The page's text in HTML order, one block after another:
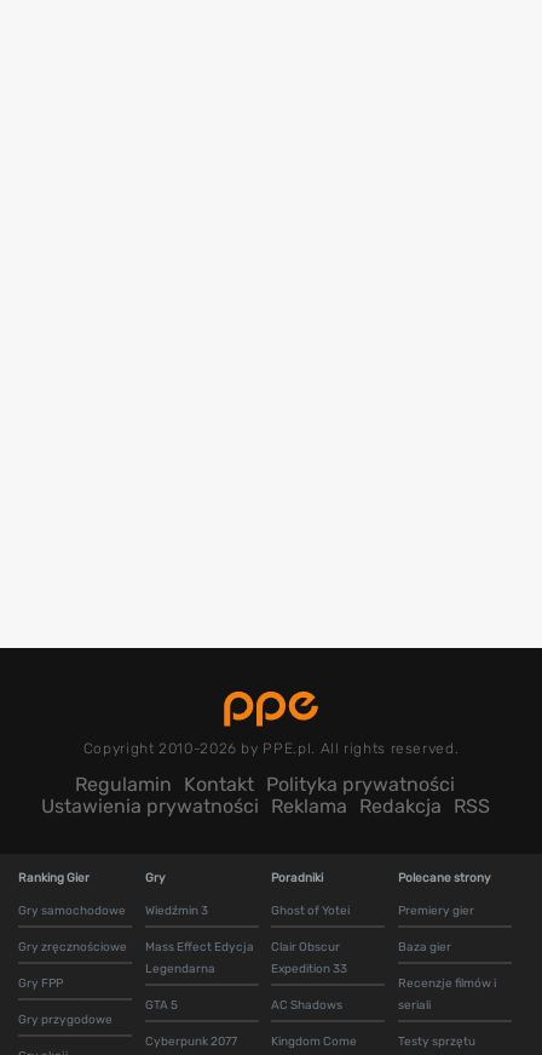
Copyright 2010-2026 by PPE.pl. All rights reserved.
Regulamin Kontakt Polityka prywatności
Ustawienia prywatności
Reklama Redakcja RSS
Ranking Gier
Gry samochodowe
Gry zręcznościowe
Gry FPP
Gry przygodowe
Gry
Wiedźmin 3
Mass Effect Edycja
Legendarna
GTA 5
Cyberpunk 2077
Poradniki
Ghost of Yotei
Clair Obscur
Expedition 33
AC Shadows
Kingdom Come
Polecane strony
Premiery gier
Baza gier
Recenzje filmów i
seriali
Testy sprzętu